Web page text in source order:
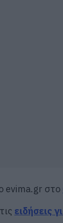
evima.gr στο
ειδήσεις